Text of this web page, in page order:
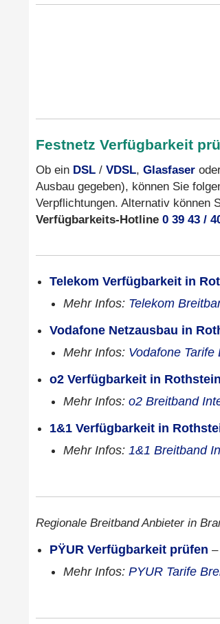
Festnetz Verfügbarkeit
Ob ein DSL / VDSL, Glasfaser
Ausbau gegeben), können Sie
Verpflichtungen. Alternativ können
Verfügbarkeits-Hotline 0 39 43 /
Telekom Verfügbarkeit in
Mehr Infos: Telekom
Vodafone Netzausbau in
Mehr Infos: Vodafone Tarife
o2 Verfügbarkeit in
Mehr Infos: o2 Breitband
1&1 Verfügbarkeit in
Mehr Infos: 1&1 Breitband
Regionale Breitband Anbieter in
PŸUR Verfügbarkeit prüfen
Mehr Infos: PYUR Tarife